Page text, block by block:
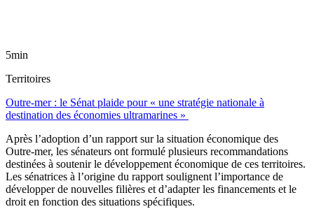
5min
Territoires
Outre-mer : le Sénat plaide pour « une stratégie nationale à
destination des économies ultramarines »
Après l’adoption d’un rapport sur la situation économique des
Outre-mer, les sénateurs ont formulé plusieurs recommandations
destinées à soutenir le développement économique de ces territoires.
Les sénatrices à l’origine du rapport soulignent l’importance de
développer de nouvelles filières et d’adapter les financements et le
droit en fonction des situations spécifiques.